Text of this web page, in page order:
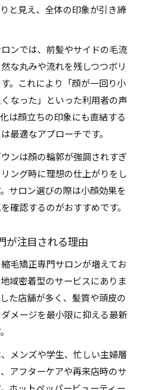
徴とおすすめの理由
の選び方を解説
上がりを目指すポイント
る縮毛矯正の秘密
上がりを叶える技術
ながら小顔効果も実感
毛矯正メニューとは
髪質改善の違いを比較
どちらが自分向きか解説
徴と髪質改善の違いを解説
毛矯正メニューを比較
門サロンの選び方とは
ュームダウンのコツ
も楽にまとまる理由
めの簡単ヘアケア術
縮毛矯正のアレンジ法
と見え、全体の印象が引き締
ンでは、前髪やサイドの毛流
な丸みや流れを残しつつボリ
。これにより「顔が一回り小
なった」といった利用者の声
は顔立ちの印象にも直結する
最適なアプローチです。
ンは顔の輪郭が強調されすぎ
ング時に理想の仕上がりをし
サロン選びの際は小顔効果を
確認するのがおすすめです。
が注目される理由
毛矯正専門サロンが増えてお
域密着型のサービスにありま
た店舗が多く、髪質や頭皮の
メージを最小限に抑える最新
メンズや学生、忙しい主婦層
アフターケアや再来店時のサ